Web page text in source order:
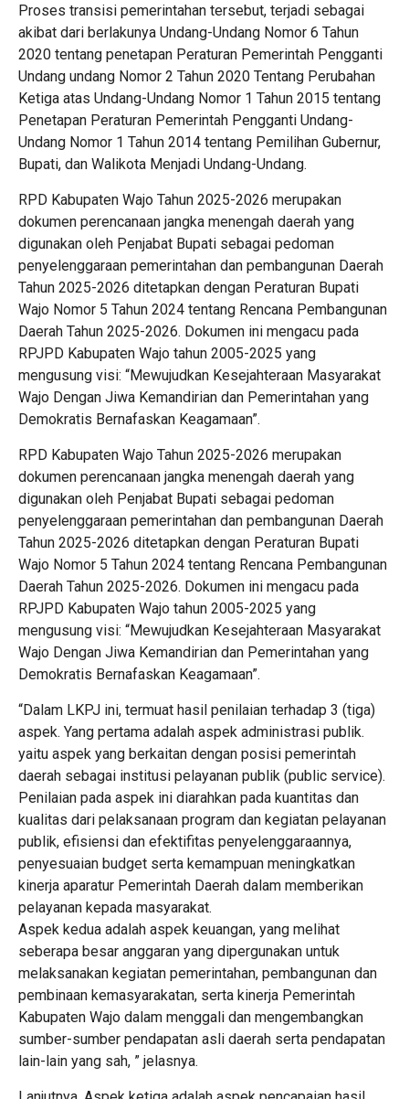
Proses transisi pemerintahan tersebut, terjadi sebagai
akibat dari berlakunya Undang-Undang Nomor 6 Tahun
2020 tentang penetapan Peraturan Pemerintah Pengganti
Undang undang Nomor 2 Tahun 2020 Tentang Perubahan
Ketiga atas Undang-Undang Nomor 1 Tahun 2015 tentang
Penetapan Peraturan Pemerintah Pengganti Undang-
Undang Nomor 1 Tahun 2014 tentang Pemilihan Gubernur,
Bupati, dan Walikota Menjadi Undang-Undang.
RPD Kabupaten Wajo Tahun 2025-2026 merupakan
dokumen perencanaan jangka menengah daerah yang
digunakan oleh Penjabat Bupati sebagai pedoman
penyelenggaraan pemerintahan dan pembangunan Daerah
Tahun 2025-2026 ditetapkan dengan Peraturan Bupati
Wajo Nomor 5 Tahun 2024 tentang Rencana Pembangunan
Daerah Tahun 2025-2026. Dokumen ini mengacu pada
RPJPD Kabupaten Wajo tahun 2005-2025 yang
mengusung visi: “Mewujudkan Kesejahteraan Masyarakat
Wajo Dengan Jiwa Kemandirian dan Pemerintahan yang
Demokratis Bernafaskan Keagamaan”.
RPD Kabupaten Wajo Tahun 2025-2026 merupakan
dokumen perencanaan jangka menengah daerah yang
digunakan oleh Penjabat Bupati sebagai pedoman
penyelenggaraan pemerintahan dan pembangunan Daerah
Tahun 2025-2026 ditetapkan dengan Peraturan Bupati
Wajo Nomor 5 Tahun 2024 tentang Rencana Pembangunan
Daerah Tahun 2025-2026. Dokumen ini mengacu pada
RPJPD Kabupaten Wajo tahun 2005-2025 yang
mengusung visi: “Mewujudkan Kesejahteraan Masyarakat
Wajo Dengan Jiwa Kemandirian dan Pemerintahan yang
Demokratis Bernafaskan Keagamaan”.
“Dalam LKPJ ini, termuat hasil penilaian terhadap 3 (tiga)
aspek. Yang pertama adalah aspek administrasi publik.
yaitu aspek yang berkaitan dengan posisi pemerintah
daerah sebagai institusi pelayanan publik (public service).
Penilaian pada aspek ini diarahkan pada kuantitas dan
kualitas dari pelaksanaan program dan kegiatan pelayanan
publik, efisiensi dan efektifitas penyelenggaraannya,
penyesuaian budget serta kemampuan meningkatkan
kinerja aparatur Pemerintah Daerah dalam memberikan
pelayanan kepada masyarakat.
Aspek kedua adalah aspek keuangan, yang melihat
seberapa besar anggaran yang dipergunakan untuk
melaksanakan kegiatan pemerintahan, pembangunan dan
pembinaan kemasyarakatan, serta kinerja Pemerintah
Kabupaten Wajo dalam menggali dan mengembangkan
sumber-sumber pendapatan asli daerah serta pendapatan
lain-lain yang sah, ” jelasnya.